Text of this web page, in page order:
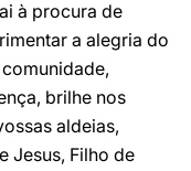
à procura de
a alegria do
brilhe nos
aldeias,
Jesus, Filho de